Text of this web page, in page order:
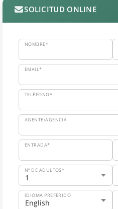
SOLICITUD ONLINE
NOMBRE*
EMAIL*
TELÉFONO*
AGENTE/AGENCIA
ENTRADA*
Nº DE ADULTOS*
IDIOMA PREFERIDO